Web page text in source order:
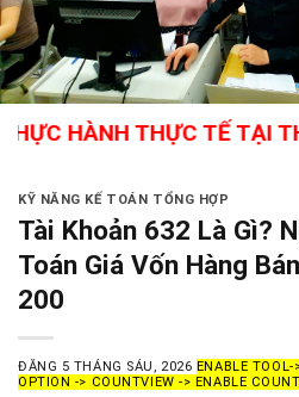
THỰC TẾ TẠI THANH
KỸ NĂNG KẾ TOÁN TỔNG HỢP
Tài Khoản 632 Là Gì?
Toán Giá Vốn Hàng
200
ĐĂNG 5 THÁNG SÁU, 2026 ENABLE TOOL-
OPTION -> COUNTVIEW -> ENABLE